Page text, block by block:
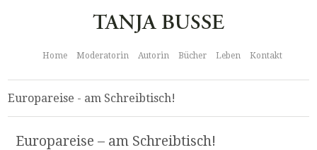
Home Moderatorin Autorin Bücher Leben Kontakt
Europareise - am Schreibtisch!
Europareise – am Schreibtisch!